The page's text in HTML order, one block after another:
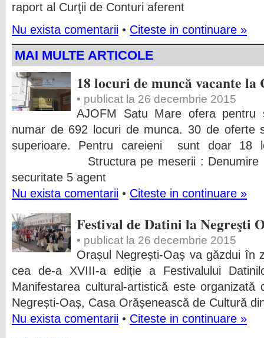
raport al Curţii de Conturi aferent
Nu exista comentarii • Citeste in continuare »
MAI MULTE ARTICOLE
18 locuri de muncă vacante la
• publicat la 26 decembrie 2015
AJOFM Satu Mare ofera pentru
numar de 692 locuri de munca. 30 de oferte
superioare. Pentru careieni sunt doar 18
Structura pe meserii : Denumire
securitate 5 agent
Nu exista comentarii • Citeste in continuare »
Festival de Datini la Negreşti
• publicat la 26 decembrie 2015
Orașul Negrești-Oaș va găzdui în
cea de-a XVIII-a ediție a Festivalului
Manifestarea cultural-artistică este organizată
Negrești-Oaș, Casa Orășenească de Cultură
Nu exista comentarii • Citeste in continuare »